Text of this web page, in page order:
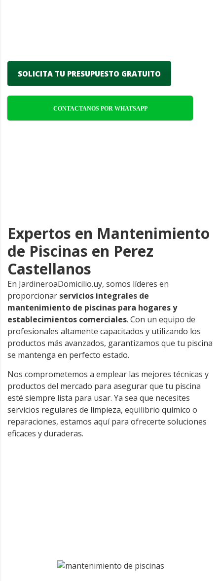
SOLICITA TU PRESUPUESTO GRATUITO
CONTACTANOS POR WHATSAPP
Expertos en Mantenimiento
de Piscinas en Perez
Castellanos
En JardineroaDomicilio.uy, somos líderes en
proporcionar servicios integrales de
mantenimiento de piscinas para hogares y
establecimientos comerciales. Con un equipo de
profesionales altamente capacitados y utilizando los
productos más avanzados, garantizamos que tu piscina
se mantenga en perfecto estado.
Nos comprometemos a emplear las mejores técnicas y
productos del mercado para asegurar que tu piscina
esté siempre lista para usar. Ya sea que necesites
servicios regulares de limpieza, equilibrio químico o
reparaciones, estamos aquí para ofrecerte soluciones
eficaces y duraderas.